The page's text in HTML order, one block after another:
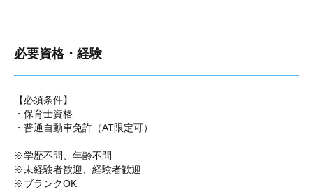
必要資格・経験
【必須条件】
・保育士資格
・普通自動車免許（AT限定可）
※学歴不問、年齢不問
※未経験者歓迎、経験者歓迎
※ブランクOK